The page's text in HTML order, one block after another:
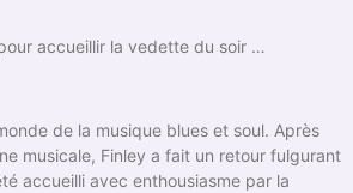
accueillir la vedette du soir …
de la musique blues et soul. Après
musicale, Finley a fait un retour fulgurant
accueilli avec enthousiasme par la